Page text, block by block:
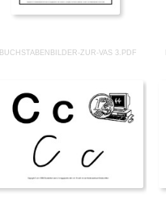
BUCHSTABENBILDER-ZUR-VAS 3.PDF